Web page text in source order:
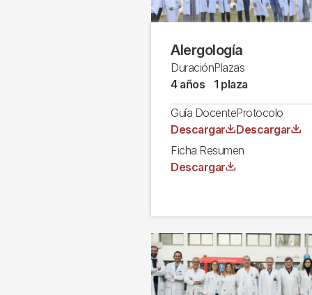
Alergología
Duración
4 años
Plazas
1 plaza
Guía Docente
Archivo
Descargar
Protocolo
Archivo
Descargar
Ficha Resumen
Archivo
Descargar